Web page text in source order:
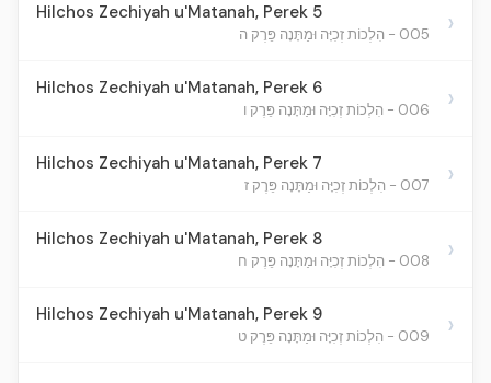
Hilchos Zechiyah u'Matanah, Perek 5
005 - הִלְכוֹת זְכִיָּה וּמַתָּנָה פֵּרֶק ה ›
Hilchos Zechiyah u'Matanah, Perek 6
006 - הִלְכוֹת זְכִיָּה וּמַתָּנָה פֵּרֶק ו ›
Hilchos Zechiyah u'Matanah, Perek 7
007 - הִלְכוֹת זְכִיָּה וּמַתָּנָה פֵּרֶק ז ›
Hilchos Zechiyah u'Matanah, Perek 8
008 - הִלְכוֹת זְכִיָּה וּמַתָּנָה פֵּרֶק ח ›
Hilchos Zechiyah u'Matanah, Perek 9
009 - הִלְכוֹת זְכִיָּה וּמַתָּנָה פֵּרֶק ט ›